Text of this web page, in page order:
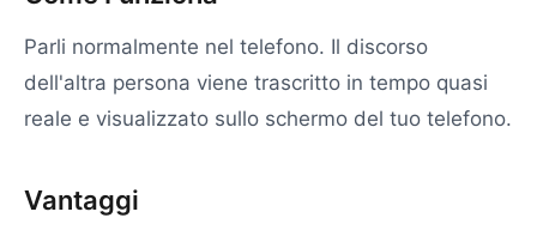
Parli normalmente nel telefono. Il discorso
dell'altra persona viene trascritto in tempo quasi
reale e visualizzato sullo schermo del tuo telefono.
Vantaggi